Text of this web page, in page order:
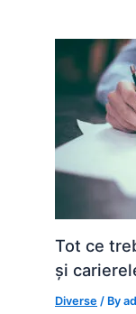
Tot ce
și
Diverse / By